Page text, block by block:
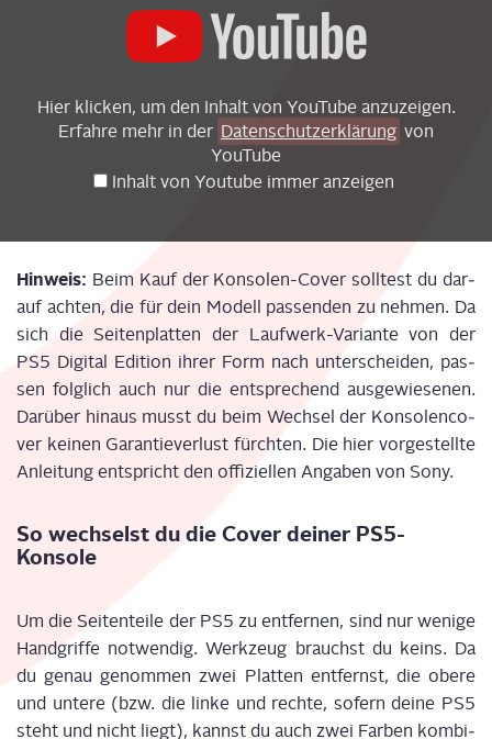
YouTube
Hier kli­cken, um den Inhalt von You­Tube anzuzeigen.
Erfah­re mehr in der Daten­schutz­er­klä­rung von
YouTube
Inhalt von You­tube immer anzeigen
Hin­weis: Beim Kauf der Kon­so­len-Cover soll­test du dar­
auf ach­ten, die für dein Modell pas­sen­den zu neh­men. Da
sich die Sei­ten­plat­ten der Lauf­werk-Vari­an­te von der
PS5 Digi­tal Edi­ti­on ihrer Form nach unter­schei­den, pas­
sen folg­lich auch nur die ent­spre­chend aus­ge­wie­se­nen.
Dar­über hin­aus musst du beim Wech­sel der Kon­so­len­co­
ver kei­nen Garan­tie­ver­lust fürch­ten. Die hier vor­ge­stell­te
Anlei­tung ent­spricht den offi­zi­el­len Anga­ben von Sony.
So wech­selst du die Cover dei­ner PS5-
Konsole
Um die Sei­ten­tei­le der PS5 zu ent­fer­nen, sind nur weni­ge
Hand­grif­fe not­wen­dig. Werk­zeug brauchst du keins. Da
du genau genom­men zwei Plat­ten ent­fernst, die obe­re
und unte­re (bzw. die lin­ke und rech­te, sofern dei­ne PS5
steht und nicht liegt), kannst du auch zwei Far­ben kom­bi­